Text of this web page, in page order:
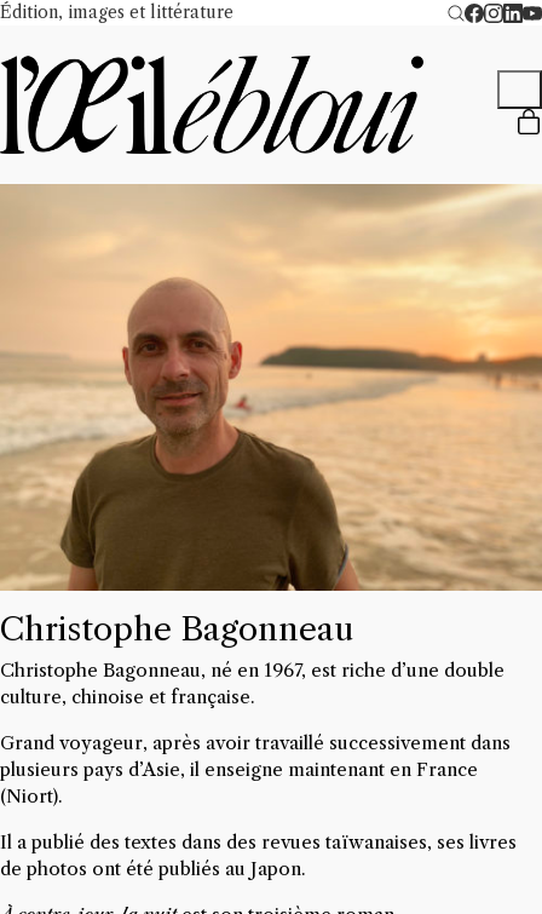
Édition, images et littérature
Christophe Bagonneau
Christophe Bagonneau, né en 1967, est riche d’une double
culture, chinoise et française.
Grand voyageur, après avoir travaillé successivement dans
plusieurs pays d’Asie, il enseigne maintenant en France
(Niort).
Il a publié des textes dans des revues taïwanaises, ses livres
de photos ont été publiés au Japon.